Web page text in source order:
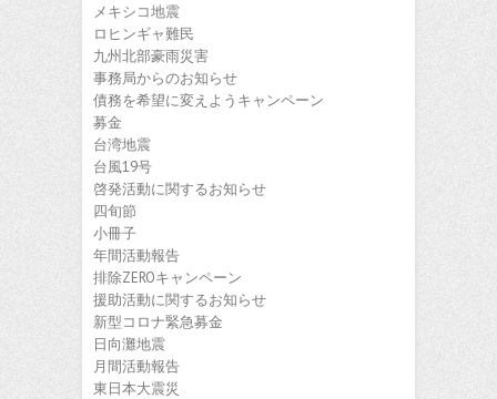
メキシコ地震
ロヒンギャ難民
九州北部豪雨災害
事務局からのお知らせ
債務を希望に変えようキャンペーン
募金
台湾地震
台風19号
啓発活動に関するお知らせ
四旬節
小冊子
年間活動報告
排除ZEROキャンペーン
援助活動に関するお知らせ
新型コロナ緊急募金
日向灘地震
月間活動報告
東日本大震災